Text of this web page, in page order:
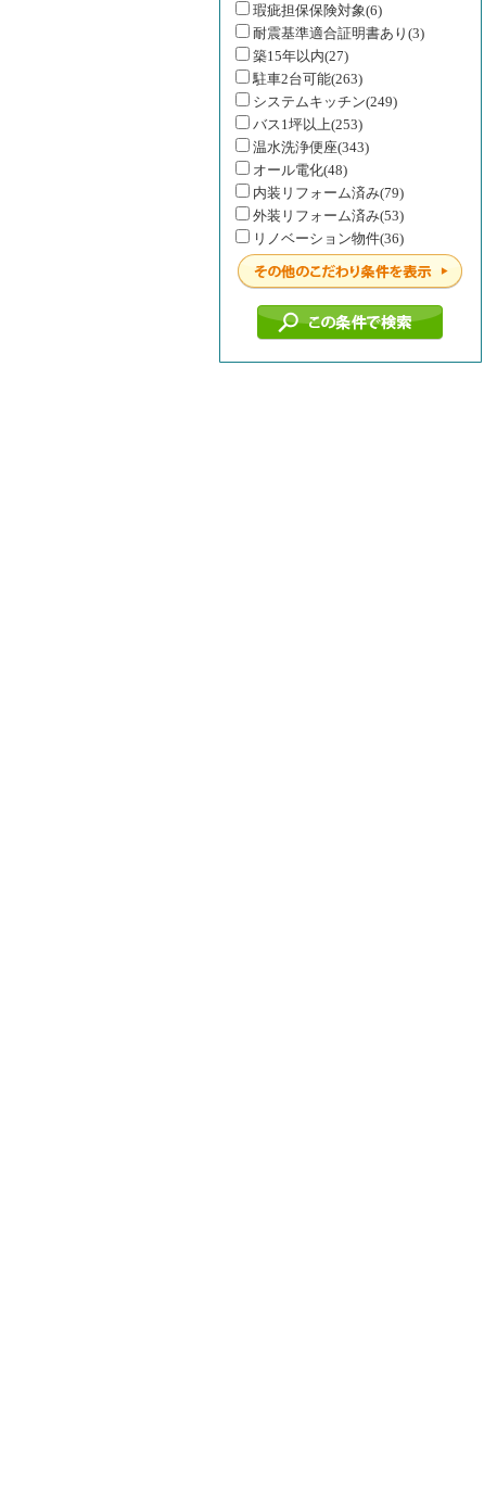
瑕疵担保保険対象(6)
耐震基準適合証明書あり(3)
築15年以内(27)
駐車2台可能(263)
システムキッチン(249)
バス1坪以上(253)
温水洗浄便座(343)
オール電化(48)
内装リフォーム済み(79)
外装リフォーム済み(53)
リノベーション物件(36)